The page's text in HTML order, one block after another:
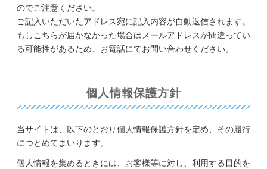
のでご注意ください。
ご記入いただいたアドレス宛に記入内容が自動返信されます。
もしこちらが届かなかった場合はメールアドレスが間違ってい
る可能性があるため、お電話にてお問い合わせください。
個人情報保護方針
当サイトは、以下のとおり個人情報保護方針を定め、その履行
につとめてまいります。
個人情報を集めるときには、お客様等に対し、利用する目的を